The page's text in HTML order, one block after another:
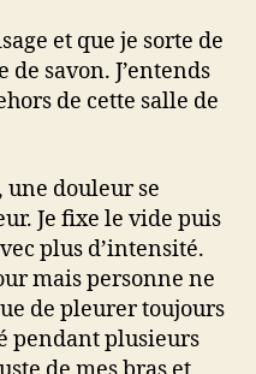
et que je sorte de
savon. J’entends
de cette salle de
une douleur se
Je fixe le vide puis
plus d’intensité.
mais personne ne
de pleurer toujours
pendant plusieurs